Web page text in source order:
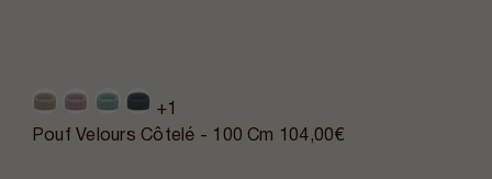
+1
Pouf Velours Côtelé - 100 Cm
104,00€